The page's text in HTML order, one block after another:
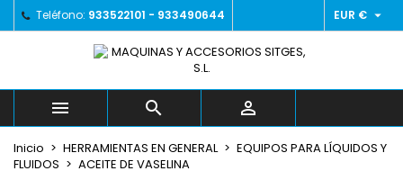
Teléfono: 933522101 - 933490644 EUR € 
  
Inicio HERRAMIENTAS EN GENERAL
EQUIPOS PARA LÍQUIDOS Y
FLUIDOS
ACEITE DE VASELINA
Añadir a la lista de deseos ×
add_circle_outline
((title)) ×
((label))
Iniciar sesión ×
((cancelText)) ((loginText))